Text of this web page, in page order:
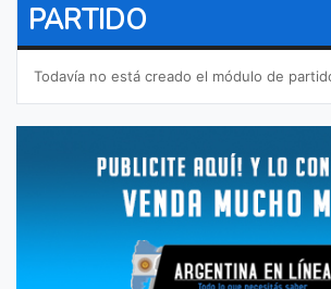
PARTIDO
Todavía no está creado el módulo de